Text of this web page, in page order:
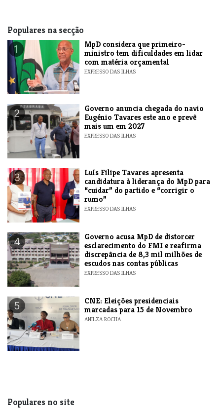
Populares na secção
1
MpD considera que primeiro-
ministro tem dificuldades em lidar
com matéria orçamental
EXPRESSO DAS ILHAS
2
Governo anuncia chegada do navio
Eugénio Tavares este ano e prevê
mais um em 2027
EXPRESSO DAS ILHAS
3
Luís Filipe Tavares apresenta
candidatura à liderança do MpD para
“cuidar” do partido e “corrigir o
rumo”
EXPRESSO DAS ILHAS
4
Governo acusa MpD de distorcer
esclarecimento do FMI e reafirma
discrepância de 8,3 mil milhões de
escudos nas contas públicas
EXPRESSO DAS ILHAS
5
CNE: Eleições presidenciais
marcadas para 15 de Novembro
ANILZA ROCHA
Populares no site